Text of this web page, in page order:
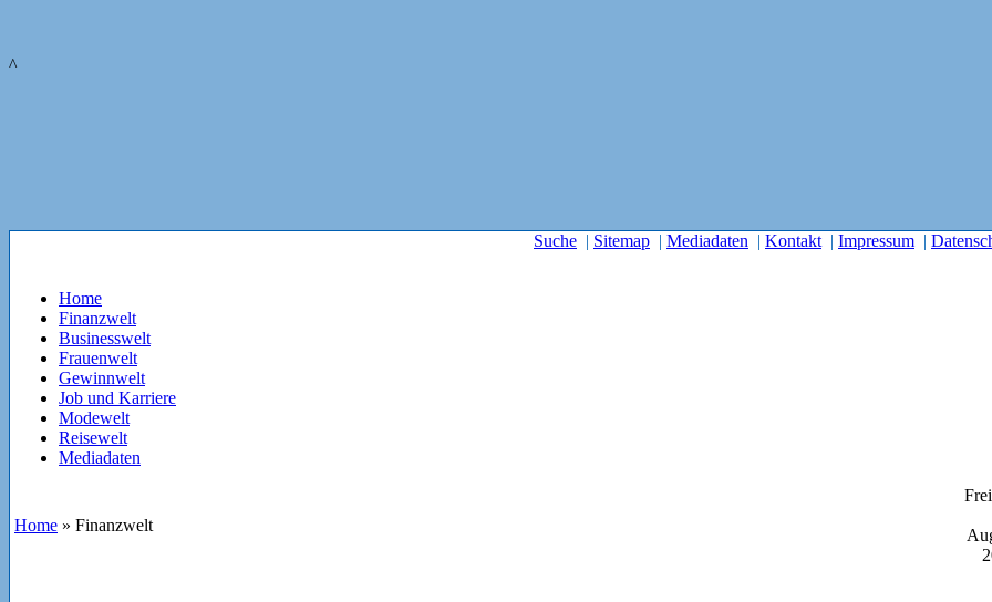
^
Suche | Sitemap | Mediadaten | Kontakt | Impressum |
Home
Finanzwelt
Businesswelt
Frauenwelt
Gewinnwelt
Job und Karriere
Modewelt
Reisewelt
Mediadaten
Home » Finanzwelt